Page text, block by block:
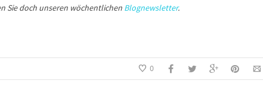
Sie doch unseren wöchentlichen Blognewsletter.
0